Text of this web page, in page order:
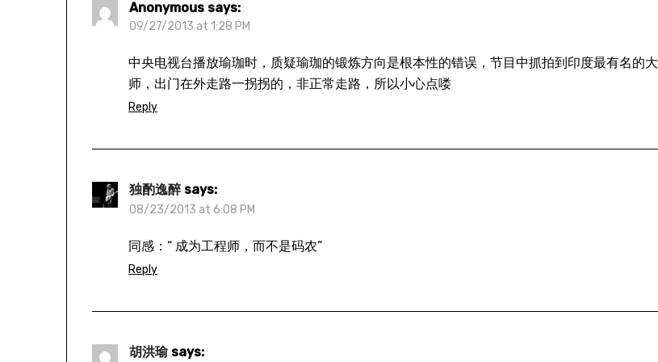
Anonymous says:
09/27/2013 at 1:28 PM
中央电视台播放瑜珈时，质疑瑜珈的锻炼方向是根本性的错误，节目中抓拍到印度最有名的大
师，出门在外走路一拐拐的，非正常走路，所以小心点喽
Reply
独酌逸醉 says:
08/23/2013 at 6:08 PM
同感：“ 成为工程师，而不是码农”
Reply
胡洪瑜 says: